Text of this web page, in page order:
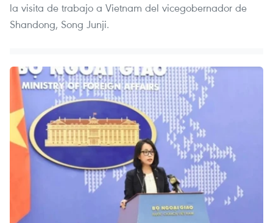
la visita de trabajo a Vietnam del vicegobernador de
Shandong, Song Junji.